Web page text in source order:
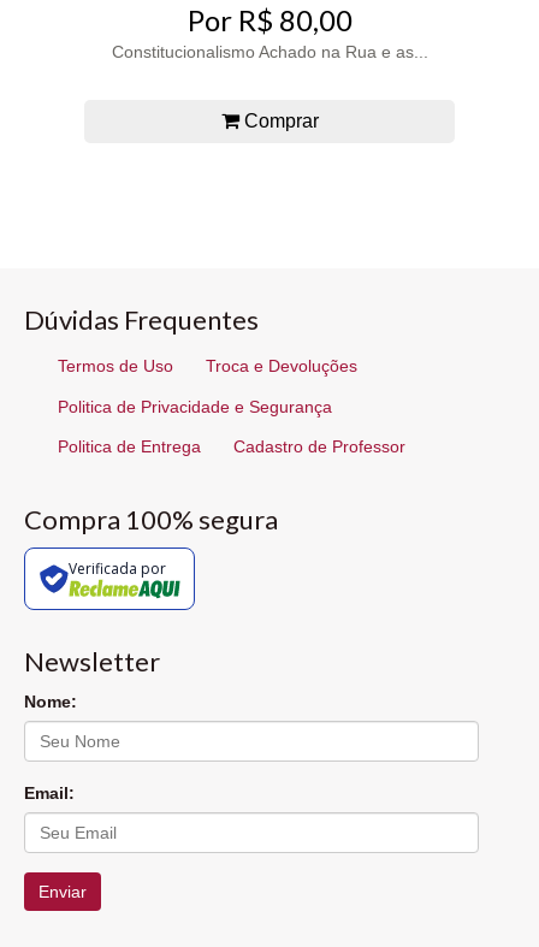
Por R$ 80,00
Constitucionalismo Achado na Rua e as...
Comprar
Dúvidas Frequentes
Termos de Uso Troca e Devoluções
Politica de Privacidade e Segurança
Politica de Entrega Cadastro de Professor
Compra 100% segura
Verificada por
Newsletter
Nome:
Email:
Enviar